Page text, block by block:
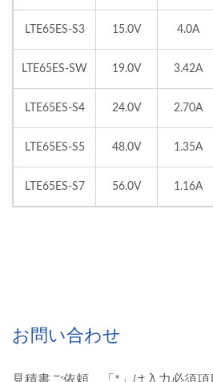
LTE65ES-S3 15.0V 4.0A
LTE65ES-SW 19.0V 3.42A
LTE65ES-S4 24.0V 2.70A
LTE65ES-S5 48.0V 1.35A
LTE65ES-S7 56.0V 1.16A